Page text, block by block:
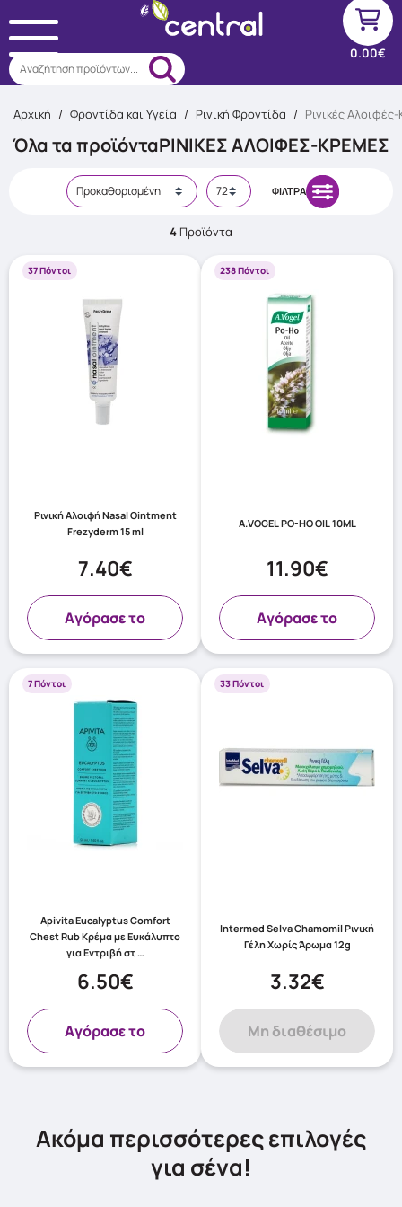
Αναζήτηση προϊόντων...
0.00€
Αρχική / Φροντίδα και Υγεία / Ρινική Φροντίδα / Ρινικές
ΦΊΛΤΡΑ
Όλα τα προϊόνταΡΙΝΙΚΈΣ ΑΛΟΙΦΈΣ-ΚΡΈΜΕΣ
4 Προϊόντα
37 Πόντοι
Ρινική Αλοιφή Nasal Ointment
Frezyderm 15 ml
7.40€
Aγόρασε το
238 Πόντοι
A.VOGEL PO-HO OIL 10ML
11.90€
Aγόρασε το
7 Πόντοι
Apivita Eucalyptus Comfort
Chest Rub Κρέμα με Ευκάλυπτο
για Εντριβή στ …
6.50€
Aγόρασε το
33 Πόντοι
Intermed Selva Chamomil Ρινική
Γέλη Xωρίς Άρωμα 12g
3.32€
Μη διαθέσιμο
Ακόμα περισσότερες επιλογές
για σένα!